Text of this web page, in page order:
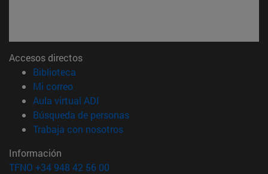
Accesos directos
Biblioteca
Mi correo(abre en nueva ventana)
Aula virtual ADI
Búsqueda de personas(abre en nueva ventana)
Trabaja con nosotros(abre en nueva ventana)
Información
TFNO +34 948 42 56 00